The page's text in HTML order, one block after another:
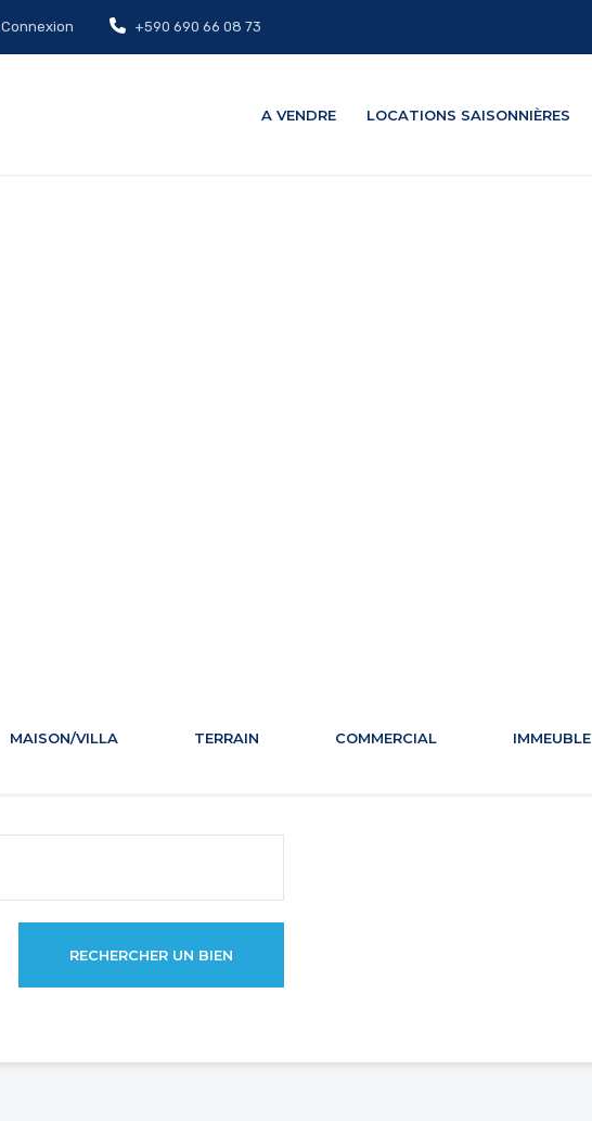
Connexion +590 690 66 08 73
A VENDRE LOCATIONS SAISONNIÈRES
MAISON/VILLA TERRAIN COMMERCIAL IMMEUBLE
RECHERCHER UN BIEN